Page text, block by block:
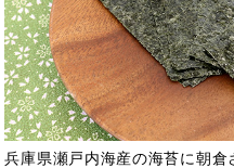
兵庫県瀬戸内海産の海苔に朝